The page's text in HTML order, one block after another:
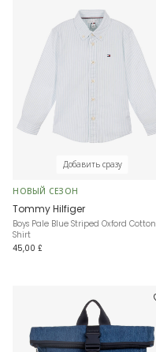
Добавить сразу
НОВЫЙ СЕЗОН
Tommy Hilfiger
Boys Pale Blue Striped Oxford Cotton
Shirt
45,00 £